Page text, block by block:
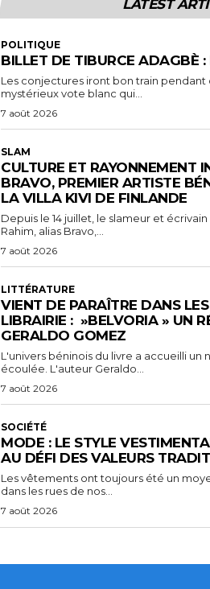
LATEST
POLITIQUE
BILLET DE TIBURCE ADAGBÈ :
Les conjectures iront bon train pendant
mystérieux vote blanc qui...
7 août 2026
SLAM
CULTURE ET RAYONNEMENT
BRAVO, PREMIER ARTISTE
LA VILLA KIVI DE FINLANDE
Depuis le 14 juillet, le slameur et
Rahim, alias Bravo,...
7 août 2026
LITTÉRATURE
VIENT DE PARAÎTRE DANS
LIBRAIRIE : »BELVORIA » UN
GERALDO GOMEZ
L'univers béninois du livre a accueilli un
écoulée. L'auteur Geraldo...
7 août 2026
SOCIÉTÉ
MODE : LE STYLE
AU DÉFI DES VALEURS
Les vêtements ont toujours été un
dans les rues de nos...
7 août 2026